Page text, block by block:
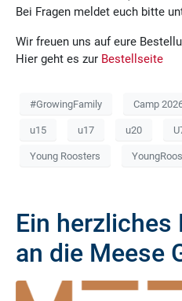
Bei Fragen meldet euch bitte
Wir freuen uns auf eure
Hier geht es zur Bestellseite
#GrowingFamily Camp
u15 u17 u20
Young Roosters
Ein herzliches
an die Meese